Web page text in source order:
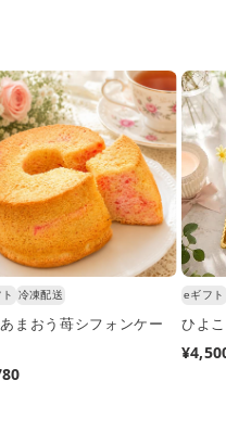
冷凍配送
まおう苺シフォンケー
eギフト
ひよ
通